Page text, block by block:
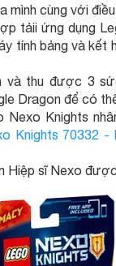
mình cùng với
tảii ứng dụng
tính bảng và
và thu được 3
Dragon để có
Knights
Knights 70332 -
Hiệp sĩ Nexo